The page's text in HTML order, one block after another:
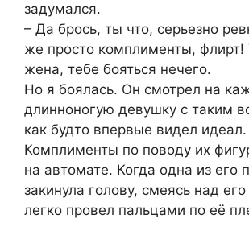
задумался.
– Да брось, ты что, серьезно
же просто комплименты,
жена, тебе бояться нечего.
Но я боялась. Он смотрел на
длинноногую девушку с таким
как будто впервые видел идеал.
Комплименты по поводу их
на автомате. Когда одна из его
закинула голову, смеясь над
легко провел пальцами по её